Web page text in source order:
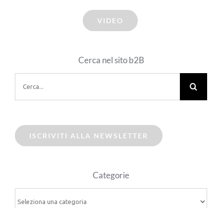
VIDEO
Cerca nel sito b2B
per:
ISCRIVITI ALLA NEWSLETTER
Categorie